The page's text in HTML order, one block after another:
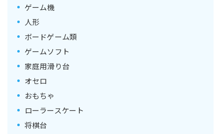
ゲーム機
人形
ボードゲーム類
ゲームソフト
家庭用滑り台
オセロ
おもちゃ
ローラースケート
将棋台